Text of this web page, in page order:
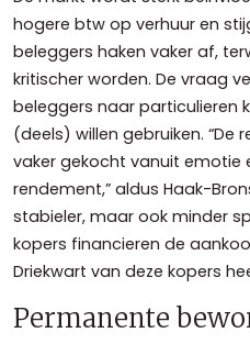
hogere btw op verhuur en
beleggers haken vaker af,
kritischer worden. De vraag
beleggers naar particulieren
(deels) willen gebruiken.
vaker gekocht vanuit emotie
rendement,” aldus Haak-
stabieler, maar ook minder
kopers financieren de
Driekwart van deze kopers
Permanente